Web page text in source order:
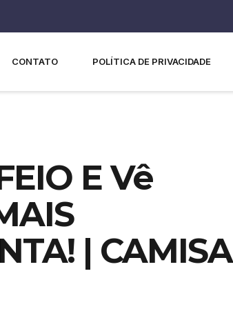
CONTATO POLÍTICA DE PRIVACIDADE
E Vê
| CAMISA